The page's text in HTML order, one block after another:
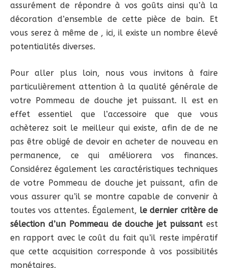
assurément de répondre à vos goûts ainsi qu’à la
décoration d’ensemble de cette pièce de bain. Et
vous serez à même de , ici, il existe un nombre élevé
potentialités diverses.
Pour aller plus loin, nous vous invitons à faire
particulièrement attention à la qualité générale de
votre Pommeau de douche jet puissant. Il est en
effet essentiel que l’accessoire que que vous
achèterez soit le meilleur qui existe, afin de de ne
pas être obligé de devoir en acheter de nouveau en
permanence, ce qui améliorera vos finances.
Considérez également les caractéristiques techniques
de votre Pommeau de douche jet puissant, afin de
vous assurer qu’il se montre capable de convenir à
toutes vos attentes. Également, le dernier critère de
sélection d’un Pommeau de douche jet puissantest
en rapport avec le coût du fait qu’il reste impératif
que cette acquisition corresponde à vos possibilités
monétaires.